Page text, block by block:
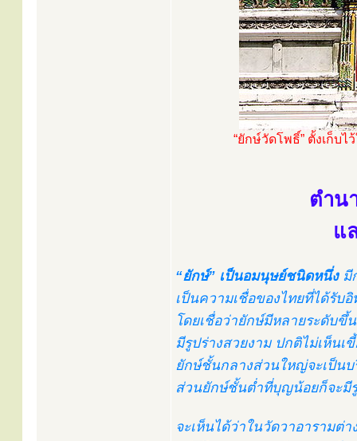
“ยักษ์วัดโพธิ์” ตั้งเก็บ
ตำน
แ
“ยักษ์” เป็นอมนุษย์ชนิดหนึ่งมี
เป็นความเชื่อของไทยที่ได้รั
โดยเชื่อว่ายักษ์มีหลายระดับ
มีรูปร่างสวยงาม ปกติไม่เห็นเ
ยักษ์ชั้นกลางส่วนใหญ่จะเป็น
ส่วนยักษ์ชั้นต่ำที่บุญน้อยก็จะมี
จะเห็นได้ว่าในวัดวาอารามต่